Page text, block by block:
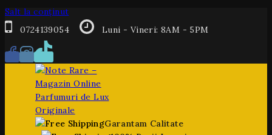
Salt la conținut
0724139054
Luni - Vineri: 8AM - 5PM
Garantam Calitate